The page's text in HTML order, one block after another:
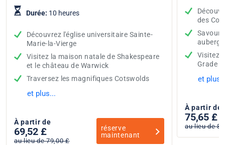
Durée: 10 heures
Découvrez l'église universitaire Sainte-
Marie-la-Vierge
Visitez la maison natale de Shakespeare
et le château de Warwick
Traversez les magnifiques Cotswolds
et plus...
À partir de
69,52 £
au lieu de 79,00 £
réserve
maintenant
des
Visitez
Grade
et
À partir de
75,65 £
au lieu de